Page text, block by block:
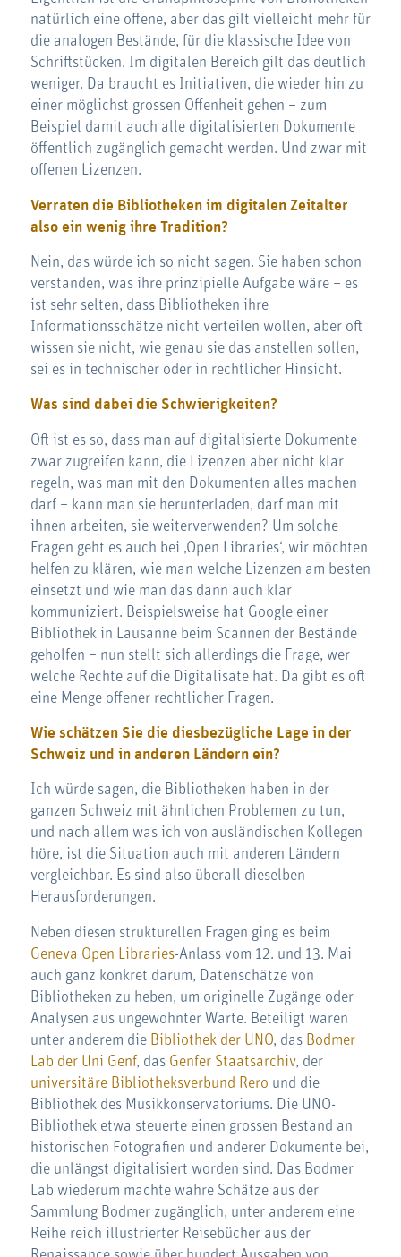
natürlich eine offene, aber das gilt vielleicht mehr für
die analogen Bestände, für die klassische Idee von
Schriftstücken. Im digitalen Bereich gilt das deutlich
weniger. Da braucht es Initiativen, die wieder hin zu
einer möglichst grossen Offenheit gehen – zum
Beispiel damit auch alle digitalisierten Dokumente
öffentlich zugänglich gemacht werden. Und zwar mit
offenen Lizenzen.
Verraten die Bibliotheken im digitalen Zeitalter
also ein wenig ihre Tradition?
Nein, das würde ich so nicht sagen. Sie haben schon
verstanden, was ihre prinzipielle Aufgabe wäre – es
ist sehr selten, dass Bibliotheken ihre
Informationsschätze nicht verteilen wollen, aber oft
wissen sie nicht, wie genau sie das anstellen sollen,
sei es in technischer oder in rechtlicher Hinsicht.
Was sind dabei die Schwierigkeiten?
Oft ist es so, dass man auf digitalisierte Dokumente
zwar zugreifen kann, die Lizenzen aber nicht klar
regeln, was man mit den Dokumenten alles machen
darf – kann man sie herunterladen, darf man mit
ihnen arbeiten, sie weiterverwenden? Um solche
Fragen geht es auch bei ‚Open Libraries‘, wir möchten
helfen zu klären, wie man welche Lizenzen am besten
einsetzt und wie man das dann auch klar
kommuniziert. Beispielsweise hat Google einer
Bibliothek in Lausanne beim Scannen der Bestände
geholfen – nun stellt sich allerdings die Frage, wer
welche Rechte auf die Digitalisate hat. Da gibt es oft
eine Menge offener rechtlicher Fragen.
Wie schätzen Sie die diesbezügliche Lage in der
Schweiz und in anderen Ländern ein?
Ich würde sagen, die Bibliotheken haben in der
ganzen Schweiz mit ähnlichen Problemen zu tun,
und nach allem was ich von ausländischen Kollegen
höre, ist die Situation auch mit anderen Ländern
vergleichbar. Es sind also überall dieselben
Herausforderungen.
Neben diesen strukturellen Fragen ging es beim
Geneva Open Libraries-Anlass vom 12. und 13. Mai
auch ganz konkret darum, Datenschätze von
Bibliotheken zu heben, um originelle Zugänge oder
Analysen aus ungewohnter Warte. Beteiligt waren
unter anderem die Bibliothek der UNO, das Bodmer
Lab der Uni Genf, dasGenfer Staatsarchiv, der
universitäre Bibliotheksverbund Rero und die
Bibliothek des Musikkonservatoriums. Die UNO-
Bibliothek etwa steuerte einen grossen Bestand an
historischen Fotografien und anderer Dokumente bei,
die unlängst digitalisiert worden sind. Das Bodmer
Lab wiederum machte wahre Schätze aus der
Sammlung Bodmer zugänglich, unter anderem eine
Reihe reich illustrierter Reisebücher aus der